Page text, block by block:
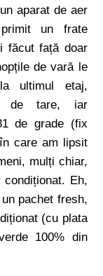
aparat de aer
un frate
făcut față doar
de vară le
ultimul etaj,
de tare, iar
de grade (fix
care am lipsit
mulți chiar,
Eh,
pachet fresh,
(cu plata
100% din